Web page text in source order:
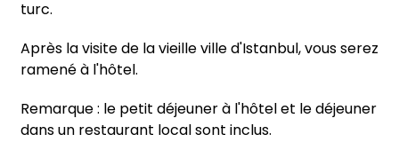
turc.
Après la visite de la vieille ville d'Istanbul, vous serez
ramené à l'hôtel.
Remarque : le petit déjeuner à l'hôtel et le déjeuner
dans un restaurant local sont inclus.